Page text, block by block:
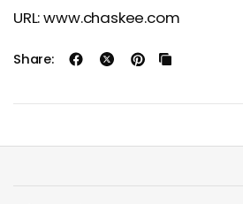
URL: www.chaskee.com
Share: